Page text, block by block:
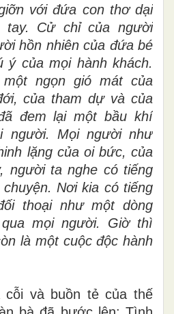
với đứa con thơ dại
tay. Cử chỉ của người
hồn nhiên của đứa bé
của mọi hành khách.
một ngọn gió mát của
của tham dự và của
đem lại một bầu khí
người. Mọi người như
lặng của oi bức, của
người ta nghe có tiếng
Nơi kia có tiếng
thoại như một dòng
mọi người. Giờ thì
là một cuộc độc hành
cỗi và buồn tẻ của thế